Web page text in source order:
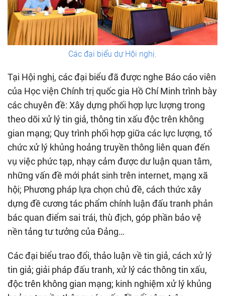
Các đại biểu dự Hội nghị.
Tại Hội nghị, các đại biểu đã được nghe Báo cáo viên
của Học viện Chính trị quốc gia Hồ Chí Minh trình bày
các chuyên đề: Xây dựng phối hợp lực lượng trong
theo dõi xử lý tin giả, thông tin xấu độc trên không
gian mạng; Quy trình phối hợp giữa các lực lượng, tổ
chức xử lý khủng hoảng truyền thông liên quan đến
vụ việc phức tạp, nhạy cảm được dư luận quan tâm,
những vấn đề mới phát sinh trên internet, mạng xã
hội; Phương pháp lựa chọn chủ đề, cách thức xây
dựng đề cương tác phẩm chính luận đấu tranh phản
bác quan điểm sai trái, thù địch, góp phần bảo vệ
nền tảng tư tưởng của Đảng…
Các đại biểu trao đổi, thảo luận về tin giả, cách xử lý
tin giả; giải pháp đấu tranh, xử lý các thông tin xấu,
độc trên không gian mạng; kinh nghiệm xử lý khủng